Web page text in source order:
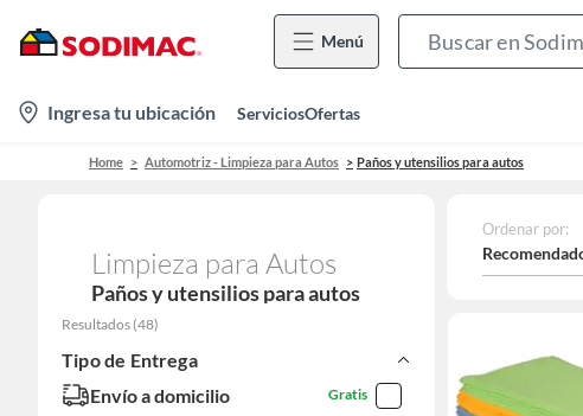
Menú
location-
icon
Ingresa tu ubicación ServiciosOfertas
Home Automotriz - Limpieza para Autos Paños y utensilios para autos
Limpieza para Autos
Paños y utensilios para autos
Resultados (48)
Tipo de Entrega
Envío a domicilio
Gratis
Ordenar por: